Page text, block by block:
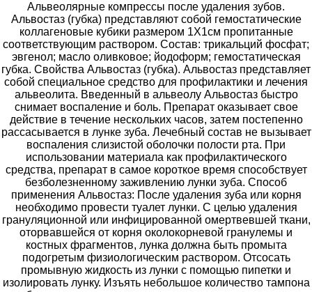
Альвеолярные компрессы после удаления зубов.
Альвостаз (губка) представляют собой гемостатические
коллагеновые кубики размером 1Х1см пропитанные
соответствующим раствором. Состав: трикальций фосфат;
эвгенол; масло оливковое; йодоформ; гемостатическая
губка. Свойства Альвостаз (губка). Альвостаз представляет
собой специальное средство для профилактики и лечения
альвеолита. Введенный в альвеолу Альвостаз быстро
снимает воспаление и боль. Препарат оказывает свое
действие в течение нескольких часов, затем постепенно
рассасывается в лунке зуба. Лечебный состав не вызывает
воспаления слизистой оболочки полости рта. При
использовании материала как профилактического
средства, препарат в самое короткое время способствует
безболезненному заживлению лунки зуба. Способ
применения Альвостаз: После удаления зуба или корня
необходимо провести туалет лунки. С целью удаления
грануляционной или инфицированной омертвевшей ткани,
оторвавшейся от корня околокорневой гранулемы и
костных фрагментов, лунка должна быть промыта
подогретым физиологическим раствором. Отсосать
промывную жидкость из лунки с помощью пипетки и
изолировать лунку. Изъять небольшое количество тампона